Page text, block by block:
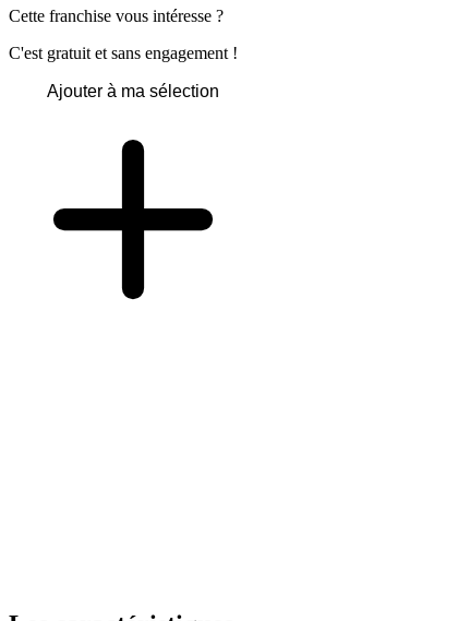
Cette franchise vous intéresse ?
C'est gratuit et sans engagement !
Ajouter à ma sélection